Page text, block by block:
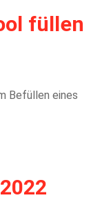
füllen
Befüllen eines